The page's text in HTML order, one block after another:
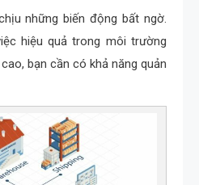
những biến động bất ngờ.
hiệu quả trong môi trường
bạn cần có khả năng quản